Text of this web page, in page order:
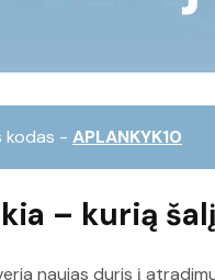
kodas - APLANKYK10
– kurią
naujas duris į